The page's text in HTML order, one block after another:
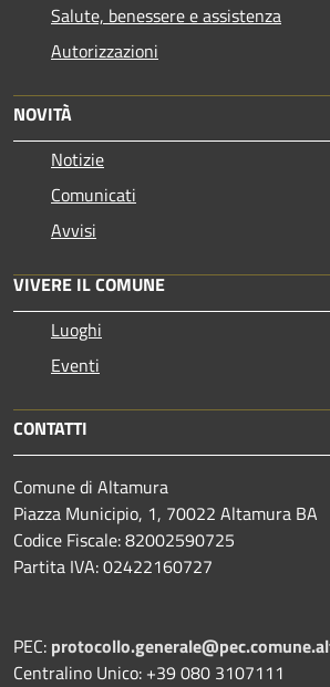
Salute, benessere e assistenza
Autorizzazioni
NOVITÀ
Notizie
Comunicati
Avvisi
VIVERE IL COMUNE
Luoghi
Eventi
CONTATTI
Comune di Altamura
Piazza Municipio, 1, 70022 Altamura BA
Codice Fiscale: 82002590725
Partita IVA: 02422160727
PEC:
Centralino Unico: +39 080 3107111